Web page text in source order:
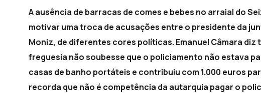
A ausência de barracas de comes e bebes no arraial do
motivar uma troca de acusações entre o presidente da
Moniz, de diferentes cores políticas. Emanuel Câmara
freguesia não soubesse que o policiamento não estava
casas de banho portáteis e contribuiu com 1.000 euros
recorda que não é competência da autarquia pagar o